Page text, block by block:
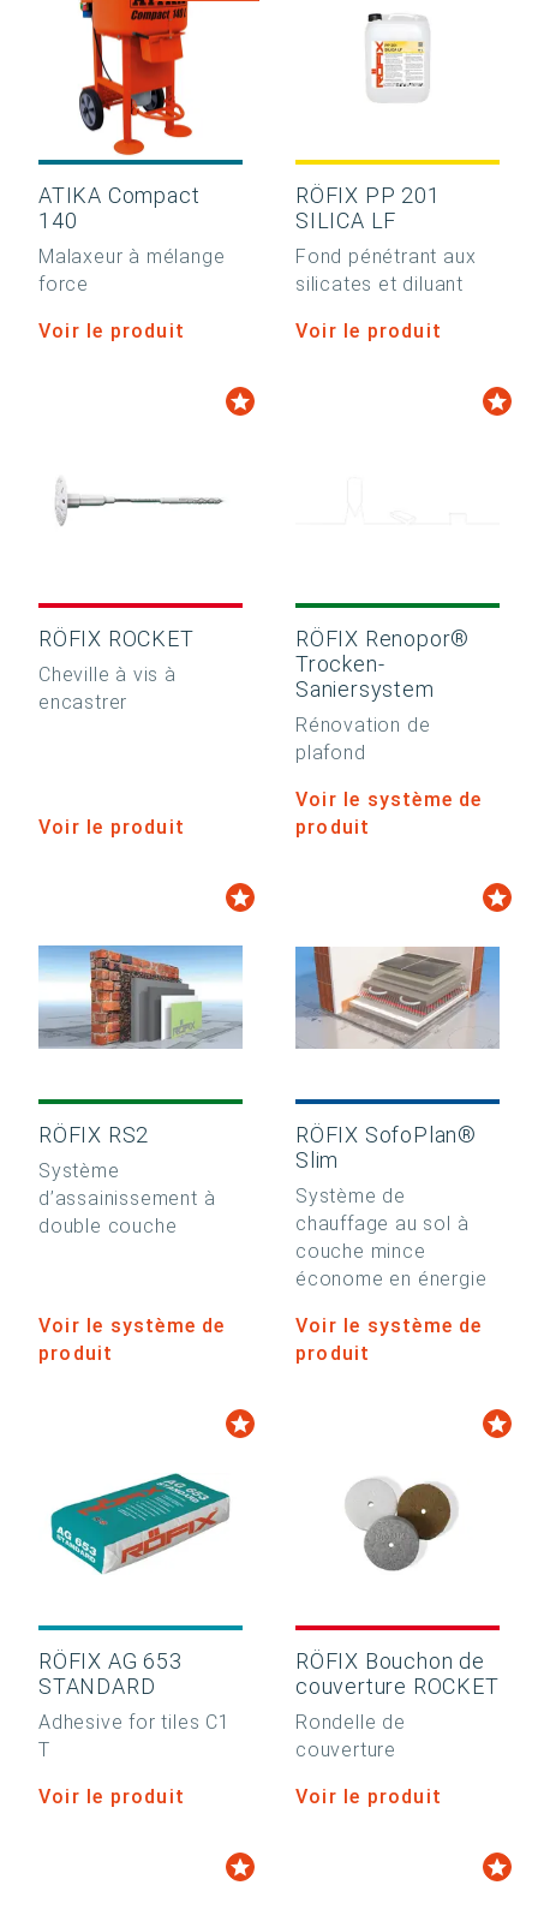
ATIKA Compact
140
Malaxeur à mélange
force
Voir le produit
RÖFIX PP 201
SILICA LF
Fond pénétrant aux
silicates et diluant
Voir le produit
RÖFIX ROCKET
Cheville à vis à
encastrer
Voir le produit
RÖFIX Renopor®
Trocken-
Saniersystem
Rénovation de
plafond
Voir le système de
produit
RÖFIX RS2
Système
d’assainissement à
double couche
Voir le système de
produit
RÖFIX SofoPlan®
Slim
Système de
chauffage au sol à
couche mince
économe en énergie
Voir le système de
produit
RÖFIX AG 653
STANDARD
Adhesive for tiles C1
T
Voir le produit
RÖFIX Bouchon de
couverture ROCKET
Rondelle de
couverture
Voir le produit